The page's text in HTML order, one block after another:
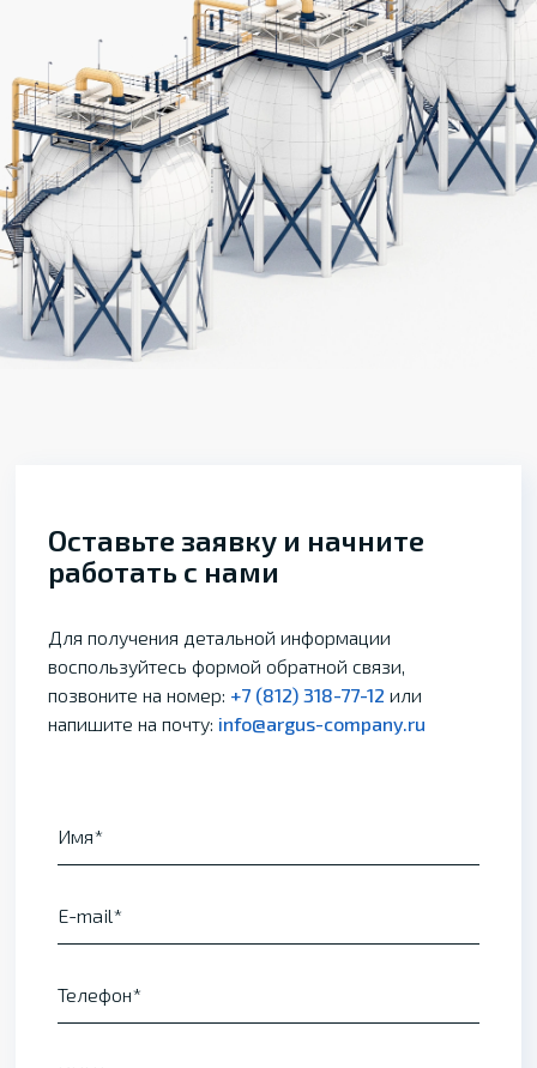
Оставьте заявку и начните
работать с нами
Для получения детальной информации
воспользуйтесь формой обратной связи,
позвоните на номер: +7 (812) 318-77-12 или
напишите на почту: info@argus-company.ru
Имя
E-mail
Телефон